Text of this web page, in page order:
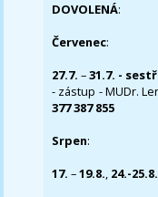
DOVOLENÁ:
Červenec:
27.7.–31.7. -
- zástup - MUDr.
377 387 855
Srpen:
17. –19.8., 24.-25.8.